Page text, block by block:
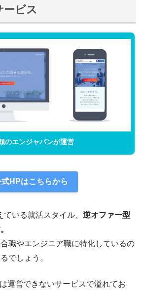
ービス
のエンジャパンが運営
式HPはこちらから
いる就活スタイル、 逆オファー型
職やエンジニア職に特化しているの
でしょう。
運営できないサービスで溢れてお